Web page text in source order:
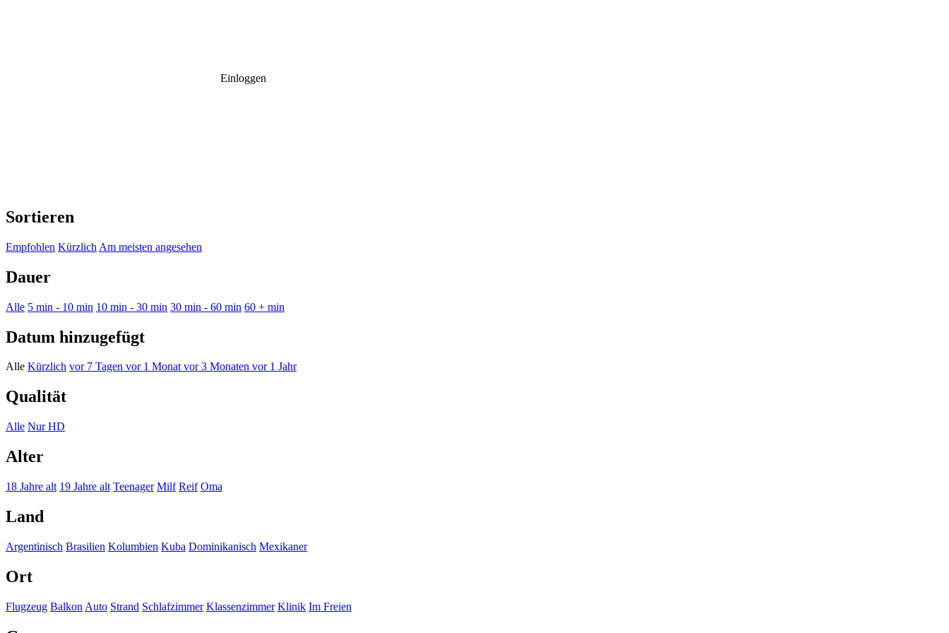
Einloggen
Sortieren
Empfohlen Kürzlich Am meisten angesehen
Dauer
Alle 5 min - 10 min 10 min - 30 min 30 min - 60 min 60 + min
Datum hinzugefügt
Alle Kürzlich vor 7 Tagen vor 1 Monatvor 3 Monaten vor 1 Jahr
Qualität
Alle Nur HD
Alter
18 Jahre alt 19 Jahre alt Teenager Milf Reif Oma
Land
Argentinisch Brasilien Kolumbien Kuba Dominikanisch Mexikaner
Ort
Flugzeug Balkon Auto Strand Schlafzimmer Klassenzimmer Klinik Im Freien